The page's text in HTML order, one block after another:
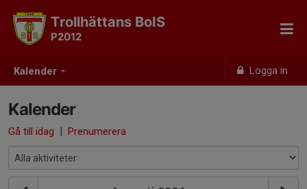
Kalender Logga in
Trollhättans BoIS
P2012
Kalender
Gå till idag | Prenumerera